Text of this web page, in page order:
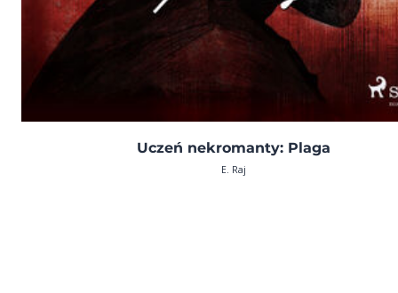
Uczeń nekromanty: Plaga
E. Raj